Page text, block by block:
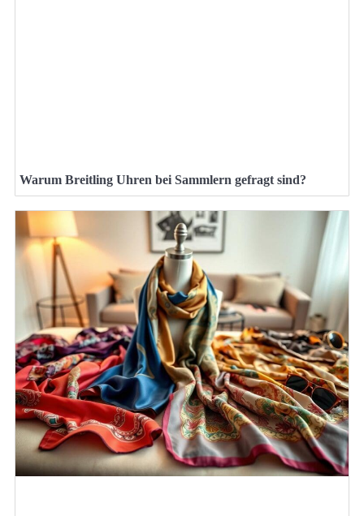
Warum Breitling Uhren bei Sammlern gefragt sind?